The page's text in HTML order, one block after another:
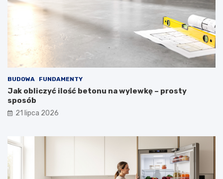
BUDOWA FUNDAMENTY
Jak obliczyć ilość betonu na wylewkę – prosty
sposób
21 lipca 2026